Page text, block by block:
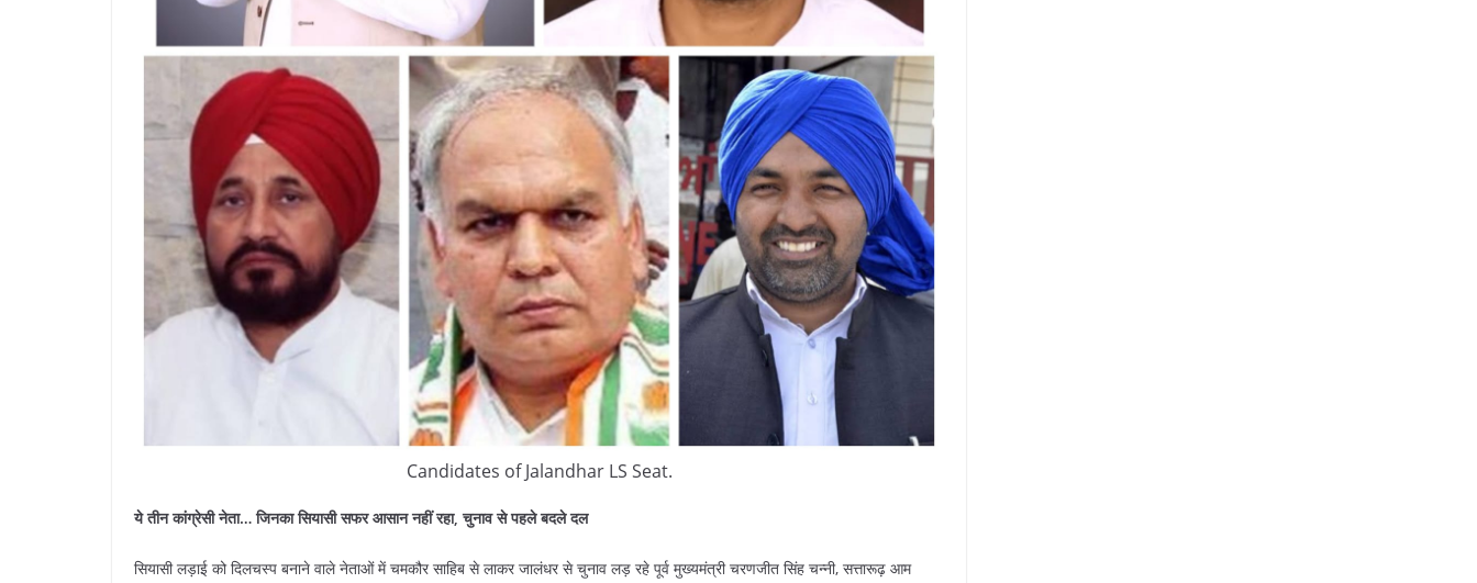
Candidates of Jalandhar LS Seat.
ये तीन कांग्रेसी नेता… जिनका सियासी सफर आसान नहीं रहा, चुनाव से पहले बदले दल
सियासी लड़ाई को दिलचस्प बनाने वाले नेताओं में चमकौर साहिब से लाकर जालंधर से चुनाव लड़ रहे पूर्व मुख्यमंत्री चरणजीत सिंह चन्नी, सत्तारूढ़ आम